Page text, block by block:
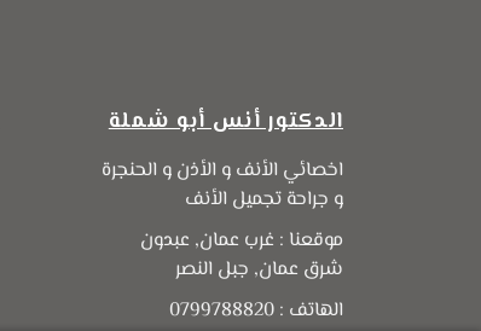
الدكتور أنس أبو شملة
اخصائي الأنف و الأذن و الحنجرة
و جراحة تجميل الأنف
موقعنا : غرب عمان, عبدون
شرق عمان, جبل النصر
الهاتف : 0799788820